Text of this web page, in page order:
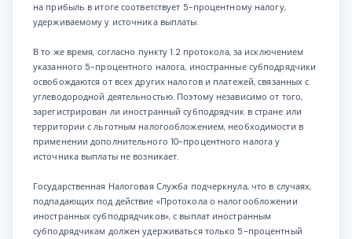
на прибыль в итоге соответствует 5-процентному налогу,
удерживаемому у источника выплаты.
В то же время, согласно пункту 1.2 протокола, за исключением
указанного 5-процентного налога, иностранные субподрядчики
освобождаются от всех других налогов и платежей, связанных с
углеводородной деятельностью. Поэтому независимо от того,
зарегистрирован ли иностранный субподрядчик в стране или
территории с льготным налогообложением, необходимости в
применении дополнительного 10-процентного налога у
источника выплаты не возникает.
Государственная Налоговая Служба подчеркнула, что в случаях,
подпадающих под действие «Протокола о налогообложении
иностранных субподрядчиков», с выплат иностранным
субподрядчикам должен удерживаться только 5-процентный